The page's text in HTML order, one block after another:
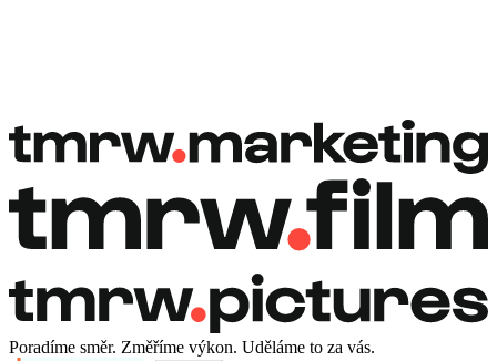
Rezervovat hovor Rezervovat hovor
Poradíme směr. Změříme výkon. Uděláme to za vás.